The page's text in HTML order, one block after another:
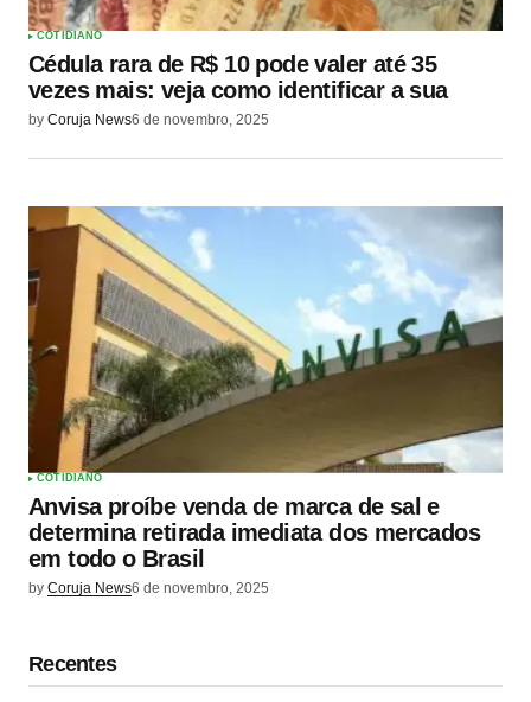
COTIDIANO
Cédula rara de R$ 10 pode valer até 35
vezes mais: veja como identificar a sua
by Coruja News6 de novembro, 2025
COTIDIANO
Anvisa proíbe venda de marca de sal e
determina retirada imediata dos mercados
em todo o Brasil
by Coruja News6 de novembro, 2025
Recentes